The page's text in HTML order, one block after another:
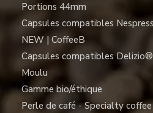
Portions 44mm
Capsules compatibles
NEW | CoffeeB
Capsules compatibles
Moulu
Gamme bio/éthique
Perle de café - Specialty coffee